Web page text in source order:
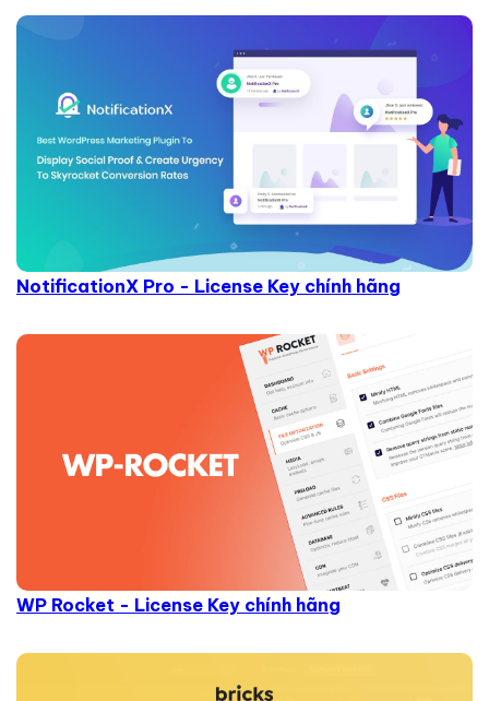
NotificationX Pro - License Key chính hãng
WP Rocket - License Key chính hãng